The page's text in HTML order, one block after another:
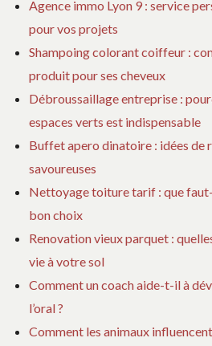
Agence immo Lyon 9 : service
pour vos projets
Shampoing colorant coiffeur :
produit pour ses cheveux
Débroussaillage entreprise :
espaces verts est indispensable
Buffet apero dinatoire : idées de
savoureuses
Nettoyage toiture tarif : que
bon choix
Renovation vieux parquet :
vie à votre sol
Comment un coach aide-t-il à
l’oral ?
Comment les animaux